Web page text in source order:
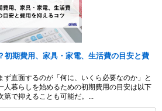
初期費用、家具・家電、生活費の目安と費
ず直面するのが「何に、いくら必要なのか」と
人暮らしを始めるための初期費用の目安は以下
で抑えることも可能だ。...